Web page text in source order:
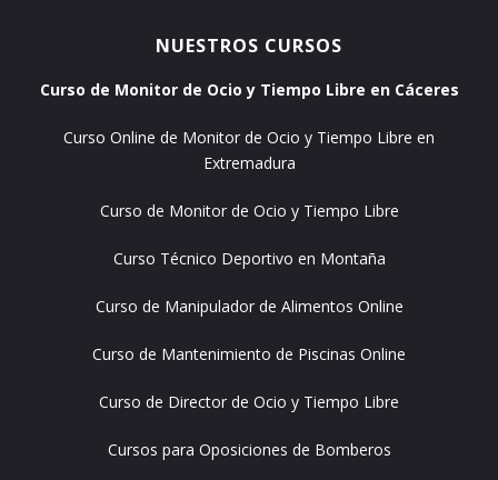
NUESTROS CURSOS
Curso de Monitor de Ocio y Tiempo Libre en Cáceres
Curso Online de Monitor de Ocio y Tiempo Libre en
Extremadura
Curso de Monitor de Ocio y Tiempo Libre
Curso Técnico Deportivo en Montaña
Curso de Manipulador de Alimentos Online
Curso de Mantenimiento de Piscinas Online
Curso de Director de Ocio y Tiempo Libre
Cursos para Oposiciones de Bomberos